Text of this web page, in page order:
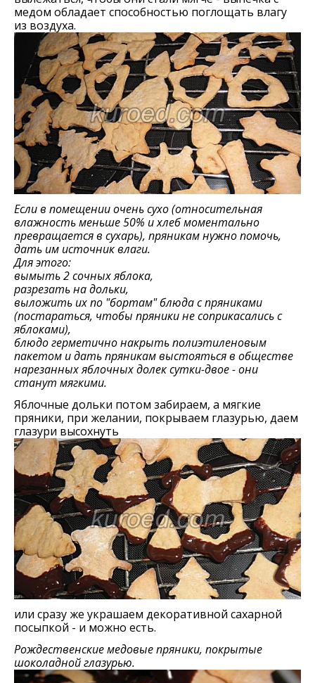
медом обладает способностью поглощать влагу
из воздуха.
Если в помещении очень сухо (относительная
влажность меньше 50% и хлеб моментально
превращается в сухарь), пряникам нужно помочь,
дать им источник влаги.
Для этого:
вымыть 2 сочных яблока,
разрезать на дольки,
выложить их по "бортам" блюда с пряниками
(постараться, чтобы пряники не соприкасались с
яблоками),
блюдо герметично накрыть полиэтиленовым
пакетом и дать пряникам выстояться в обществе
нарезанных яблочных долек сутки-двое - они
станут мягкими.
Яблочные дольки потом забираем, а мягкие
пряники, при желании, покрываем глазурью, даем
глазури высохнуть
или сразу же украшаем декоративной сахарной
посыпкой - и можно есть.
Рождественские медовые пряники, покрытые
шоколадной глазурью.